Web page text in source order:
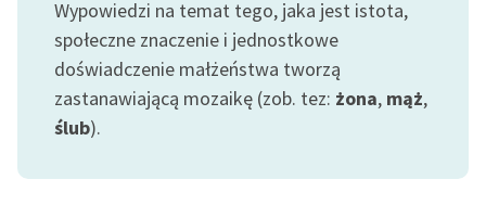
Wypowiedzi na temat tego, jaka jest istota,
społeczne znaczenie i jednostkowe
doświadczenie małżeństwa tworzą
zastanawiającą mozaikę (zob. tez: żona, mąż,
ślub).